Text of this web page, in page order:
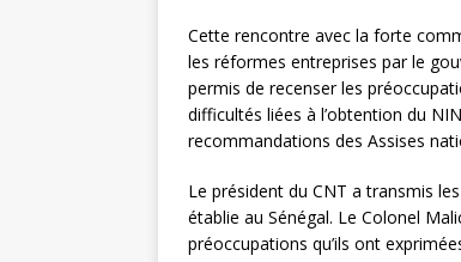
Cette rencontre avec la forte
les réformes entreprises par le
permis de recenser les
difficultés liées à l’obtention du
recommandations des Assises
Le président du CNT a transmis
établie au Sénégal. Le Colonel
préoccupations qu’ils ont